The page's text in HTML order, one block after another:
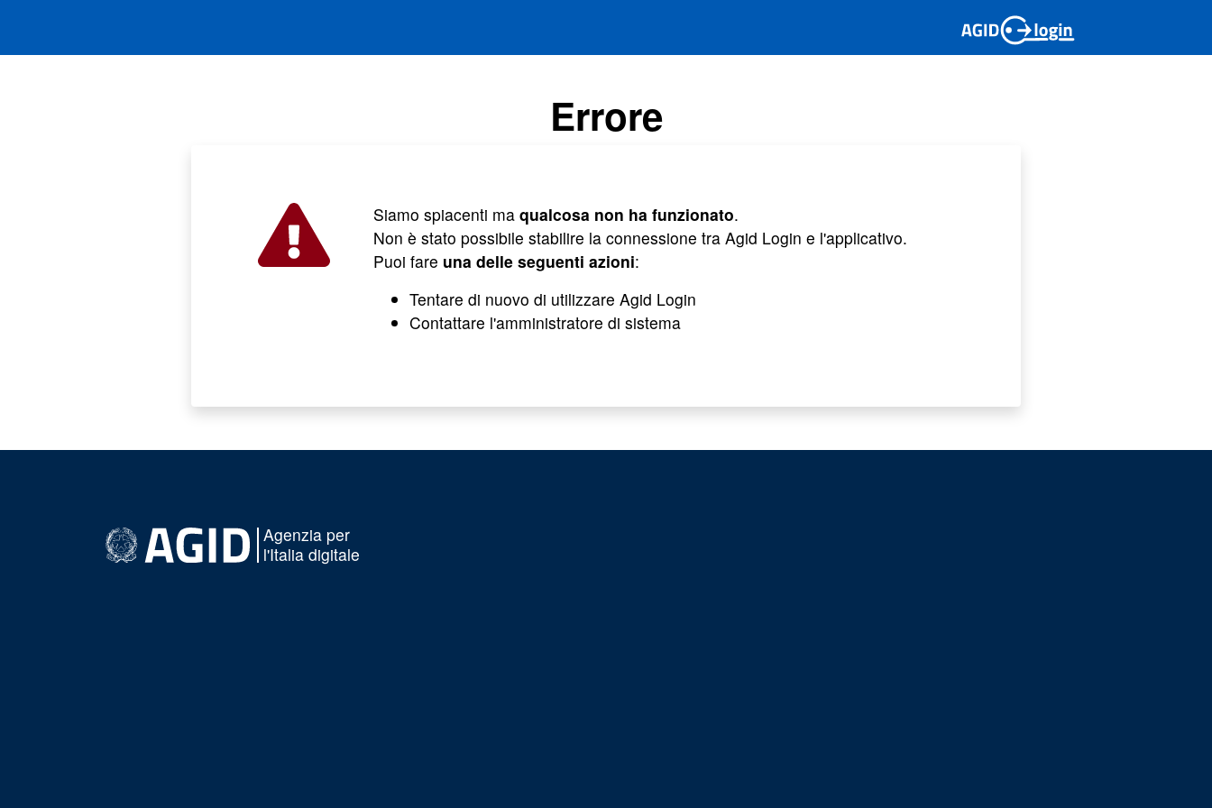
Errore
Siamo spiacenti ma qualcosa non ha funzionato.
Non è stato possibile stabilire la connessione tra Agid Login e l'applicativo.
Puoi fare una delle seguenti azioni:
Tentare di nuovo di utilizzare Agid Login
Contattare l'amministratore di sistema
Agenzia per
l'Italia digitale